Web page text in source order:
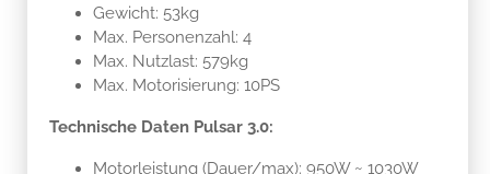
Gewicht: 53kg
Max. Personenzahl: 4
Max. Nutzlast: 579kg
Max. Motorisierung: 10PS
Technische Daten Pulsar 3.0:
Motorleistung (Dauer/max): 950W ~ 1030W